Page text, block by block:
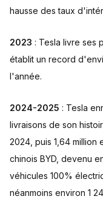
hausse des taux
2023 : Tesla livre ses
établit un record
l'année.
2024-2025 : Tesla
livraisons de son
2024, puis 1,64 million
chinois BYD, devenu
véhicules 100%
néanmoins environ 1